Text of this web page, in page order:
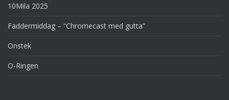
10Mila 2025
Faddermiddag – “Chromecast med gutta”
Onstek
O-Ringen